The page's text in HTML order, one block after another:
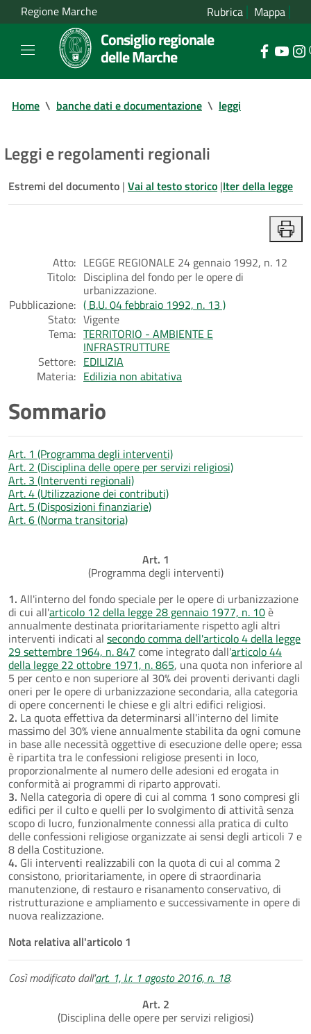
Regione Marche Rubrica Mappa
Consiglio regionale
delle Marche
Home \ banche dati e documentazione \ leggi
Leggi e regolamenti regionali
Estremi del documento | Vai al testo storico |Iter della legge
Atto: LEGGE REGIONALE 24 gennaio 1992, n. 12
Titolo: Disciplina del fondo per le opere di
urbanizzazione.
Pubblicazione: ( B.U. 04 febbraio 1992, n. 13 )
Stato: Vigente
Tema: TERRITORIO - AMBIENTE E
INFRASTRUTTURE
Settore: EDILIZIA
Materia: Edilizia non abitativa
Sommario
Art. 1 (Programma degli interventi)
Art. 2 (Disciplina delle opere per servizi religiosi)
Art. 3 (Interventi regionali)
Art. 4 (Utilizzazione dei contributi)
Art. 5 (Disposizioni finanziarie)
Art. 6 (Norma transitoria)
Art. 1
(Programma degli interventi)
1. All'interno del fondo speciale per le opere di urbanizzazione
di cui all'articolo 12 della legge 28 gennaio 1977, n. 10è
annualmente destinata prioritariamente rispetto agli altri
interventi indicati al secondo comma dell'articolo 4 della legge
29 settembre 1964, n. 847 come integrato dall'articolo 44
della legge 22 ottobre 1971, n. 865, una quota non inferiore al
5 per cento e non superiore al 30% dei proventi derivanti dagli
oneri per le opere di urbanizzazione secondaria, alla categoria
di opere concernenti le chiese e gli altri edifici religiosi.
2. La quota effettiva da determinarsi all'interno del limite
massimo del 30% viene annualmente stabilita da ogni comune
in base alle necessità oggettive di esecuzione delle opere; essa
è ripartita tra le confessioni religiose presenti in loco,
proporzionalmente al numero delle adesioni ed erogata in
conformità ai programmi di riparto approvati.
3. Nella categoria di opere di cui al comma 1 sono compresi gli
edifici per il culto e quelli per lo svolgimento di attività senza
scopo di lucro, funzionalmente connessi alla pratica di culto
delle confessioni religiose organizzate ai sensi degli articoli 7 e
8 della Costituzione.
4. Gli interventi realizzabili con la quota di cui al comma 2
consistono, prioritariamente, in opere di straordinaria
manutenzione, di restauro e risanamento conservativo, di
ristrutturazione e ampliamento e successivamente in opere di
nuova realizzazione.
Nota relativa all'articolo 1
Così modificato dall'art. 1, l.r. 1 agosto 2016, n. 18.
Art. 2
(Disciplina delle opere per servizi religiosi)